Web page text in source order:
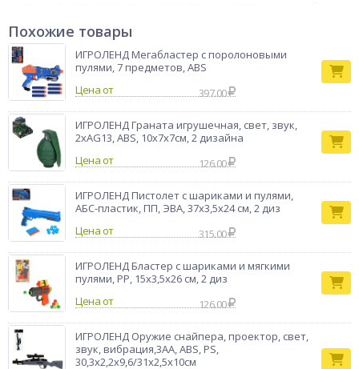
стреляя по мишени. 4 дизайна в ассортименте.
Тип товара Оружие игровое
Бренд
МЕШОК
Похожие товары
ИГРОЛЕНД Мегабластер с поролоновыми
пулями, 7 предметов, ABS
Цена от
397.00
ИГРОЛЕНД Граната игрушечная, свет, звук,
2xAG13, ABS, 10х7х7см, 2 дизайна
Цена от
126.00
ИГРОЛЕНД Пистолет с шариками и пулями,
АБС-пластик, ПП, ЭВА, 37х3,5х24 см, 2 диз
Цена от
315.00
ИГРОЛЕНД Бластер с шариками и мягкими
пулями, PP, 15х3,5х26 см, 2 диз
Цена от
126.00
ИГРОЛЕНД Оружие снайпера, проектор, свет,
звук, вибрация,3АА, ABS, PS,
30,3x2,2x9,6/31x2,5x10см